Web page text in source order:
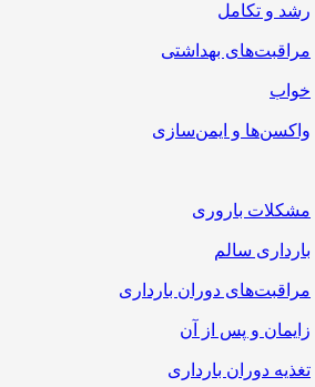
رشد و تکامل
مراقبت‌های بهداشتی
خواب
واکسن‌ها و ایمن‌سازی
مشکلات باروری
بارداری سالم
مراقبت‌های دوران بارداری
زایمان و پس از آن
تغذیه دوران بارداری